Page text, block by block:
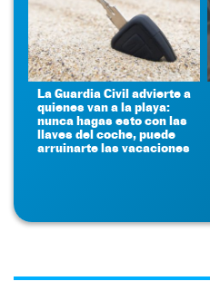
La Guardia Civil advierte a
quienes van a la playa:
nunca hagas esto con las
llaves del coche, puede
arruinarte las vacaciones